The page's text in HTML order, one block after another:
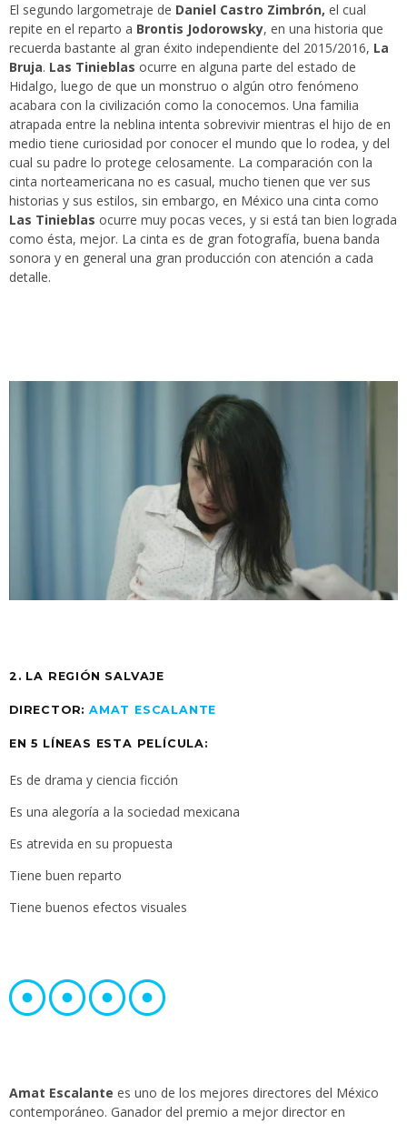
El segundo largometraje de Daniel Castro Zimbrón, el cual
repite en el reparto a Brontis Jodorowsky, en una historia que
recuerda bastante al gran éxito independiente del 2015/2016, La
Bruja. Las Tinieblas ocurre en alguna parte del estado de
Hidalgo, luego de que un monstruo o algún otro fenómeno
acabara con la civilización como la conocemos. Una familia
atrapada entre la neblina intenta sobrevivir mientras el hijo de en
medio tiene curiosidad por conocer el mundo que lo rodea, y del
cual su padre lo protege celosamente. La comparación con la
cinta norteamericana no es casual, mucho tienen que ver sus
historias y sus estilos, sin embargo, en México una cinta como
Las Tinieblas ocurre muy pocas veces, y si está tan bien lograda
como ésta, mejor. La cinta es de gran fotografía, buena banda
sonora y en general una gran producción con atención a cada
detalle.
2. LA REGIÓN SALVAJE
DIRECTOR:AMAT ESCALANTE
EN 5 LÍNEAS ESTA PELÍCULA:
Es de drama y ciencia ficción
Es una alegoría a la sociedad mexicana
Es atrevida en su propuesta
Tiene buen reparto
Tiene buenos efectos visuales
Amat Escalante es uno de los mejores directores del México
contemporáneo. Ganador del premio a mejor director en